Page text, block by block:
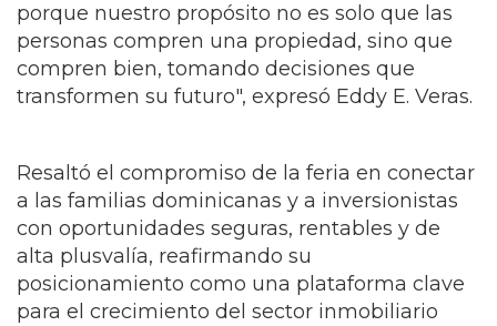
porque nuestro propósito no es solo que las
personas compren una propiedad, sino que
compren bien, tomando decisiones que
transformen su futuro", expresó Eddy E. Veras.
Resaltó el compromiso de la feria en conectar
a las familias dominicanas y a inversionistas
con oportunidades seguras, rentables y de
alta plusvalía, reafirmando su
posicionamiento como una plataforma clave
para el crecimiento del sector inmobiliario